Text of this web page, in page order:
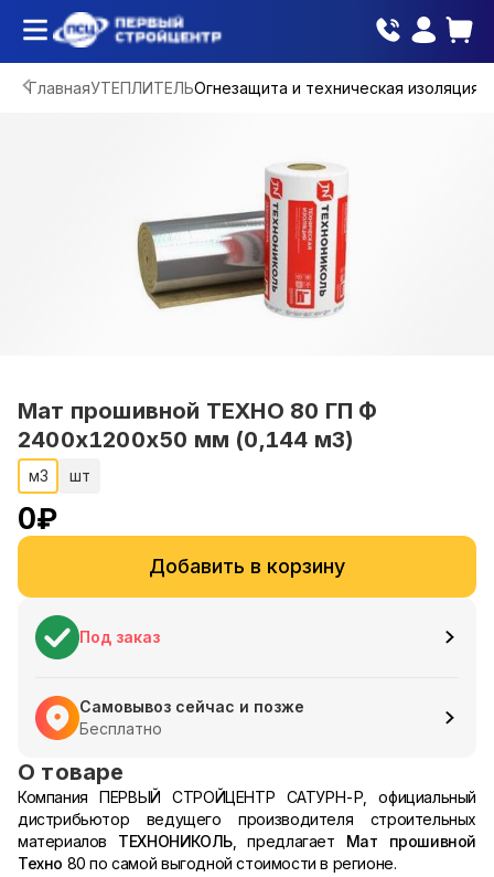
ГлавнаяУТЕПЛИТЕЛЬОгнезащита и техническая изоляция
Мат прошивной ТЕХНО 80 ГП Ф
2400х1200х50 мм (0,144 м3)
м3 шт
0₽
Добавить в корзину
Под заказ
Самовывоз сейчас и позже
Бесплатно
О товаре
Компания ПЕРВЫЙ СТРОЙЦЕНТР САТУРН-Р, официальный
дистрибьютор ведущего производителя строительных
материалов ТЕХНОНИКОЛЬ, предлагает Мат прошивной
Техно 80 по самой выгодной стоимости в регионе.